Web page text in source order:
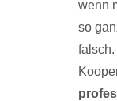
wenn
so